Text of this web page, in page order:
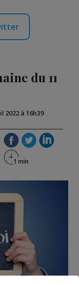
du 11
2022 à 16h39